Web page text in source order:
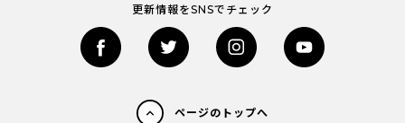
更新情報をSNSでチェック
ページのトップへ